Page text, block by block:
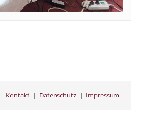
Kontakt Datenschutz Impressum